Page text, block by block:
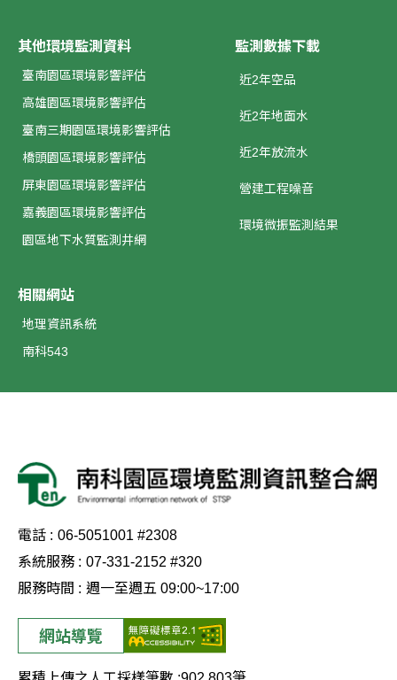
其他環境監測資料
臺南園區環境影響評估
高雄園區環境影響評估
臺南三期園區環境影響評估
橋頭園區環境影響評估
屏東園區環境影響評估
嘉義園區環境影響評估
園區地下水質監測井網
監測數據下載
近2年空品
近2年地面水
近2年放流水
營建工程噪音
環境微振監測結果
相關網站
地理資訊系統
南科543
電話 : 06-5051001 #2308
系統服務 : 07-331-2152 #320
服務時間 : 週一至週五 09:00~17:00
網站導覽